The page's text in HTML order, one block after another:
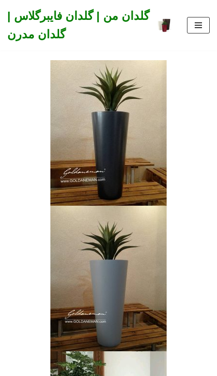
to
گلدان من | گلدان فایبرگلاس |
گلدان مدرن